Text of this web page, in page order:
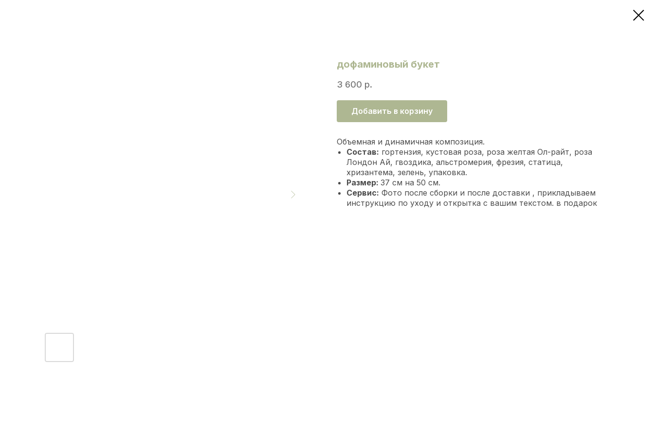
дофаминовый букет
3 600 р.
Добавить в корзину
Объемная и динамичная композиция.
Состав: гортензия, кустовая роза, роза желтая Ол-райт, роза
Лондон Ай, гвоздика, альстромерия, фрезия, статица,
хризантема, зелень, упаковка.
Размер: 37 см на 50 см.
Сервис: Фото после сборки и после доставки , прикладываем
инструкцию по уходу и открытка с вашим текстом. в подарок